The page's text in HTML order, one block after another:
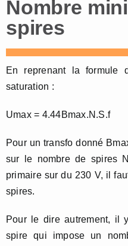
Nombre
spires
En reprenant la formule
saturation :
Umax = 4.44Bmax.N.S.f
Pour un transfo donné
sur le nombre de spires
primaire sur du 230 V, il
spires.
Pour le dire autrement, il
spire qui impose un